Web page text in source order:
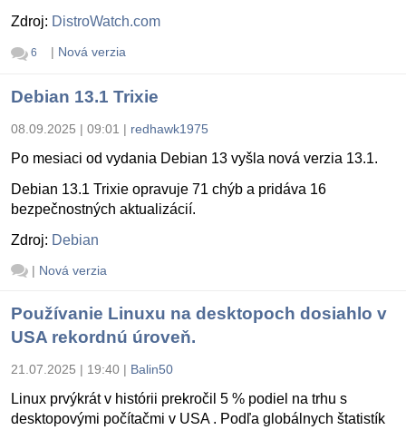
Zdroj: DistroWatch.com
6 | Nová verzia
Debian 13.1 Trixie
08.09.2025 | 09:01 | redhawk1975
Po mesiaci od vydania Debian 13 vyšla nová verzia 13.1.
Debian 13.1 Trixie opravuje 71 chýb a pridáva 16
bezpečnostných aktualizácií.
Zdroj: Debian
| Nová verzia
Používanie Linuxu na desktopoch dosiahlo v
USA rekordnú úroveň.
21.07.2025 | 19:40 | Balin50
Linux prvýkrát v histórii prekročil 5 % podiel na trhu s
desktopovými počítačmi v USA . Podľa globálnych štatistík